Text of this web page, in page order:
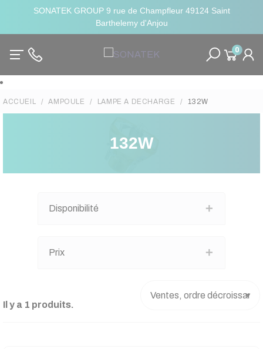
SONATEK GROUP 9 rue de Champfleur 49124 Saint
Barthelemy d'Anjou
0
ACCUEIL AMPOULE LAMPE A DECHARGE 132W
132W
Disponibilité
Prix
Il y a 1 produits.